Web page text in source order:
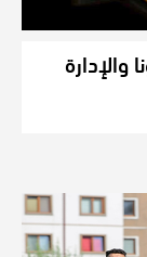
ترصد 800 مليونا والإدارة